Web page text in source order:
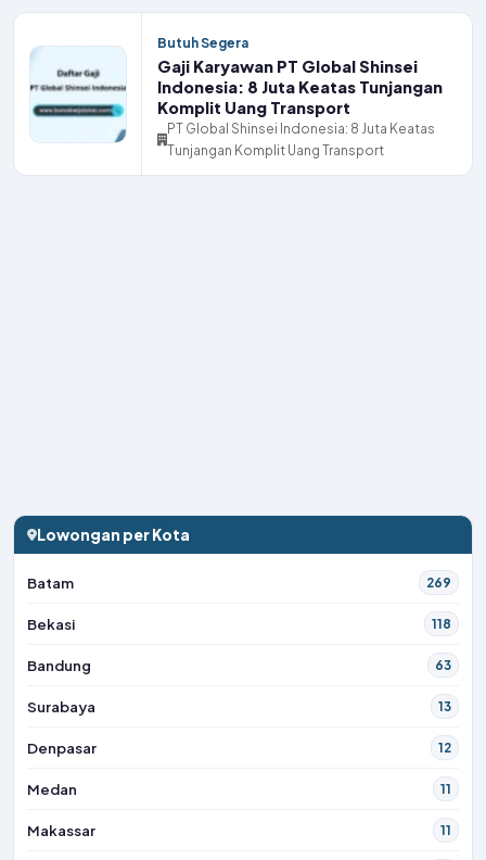
Butuh Segera
Gaji Karyawan PT Global Shinsei
Indonesia: 8 Juta Keatas Tunjangan
Komplit Uang Transport
PT Global Shinsei Indonesia: 8 Juta Keatas
Tunjangan Komplit Uang Transport
Lowongan per Kota
Batam 269
Bekasi 118
Bandung 63
Surabaya 13
Denpasar 12
Medan 11
Makassar 11